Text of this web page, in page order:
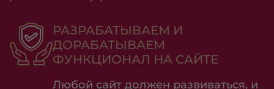
РАЗРАБАТЫВАЕМ И
ДОРАБАТЫВАЕМ
ФУНКЦИОНАЛ НА САЙТЕ
Любой сайт должен развиваться, и